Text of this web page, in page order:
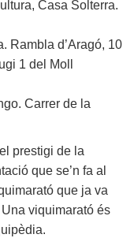
Casa Solterra.
Rambla d’Aragó, 10
1 del Moll
Carrer de la
prestigi de la
que se’n fa al
que ja va
viquimarató és